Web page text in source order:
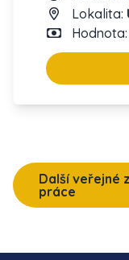
Lokalita:
Hodnota:
Další veřejné
práce